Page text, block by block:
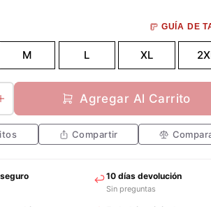
GUÍA DE
M L XL
Agregar Al Carrito
Compartir
10 días devolución
Sin preguntas